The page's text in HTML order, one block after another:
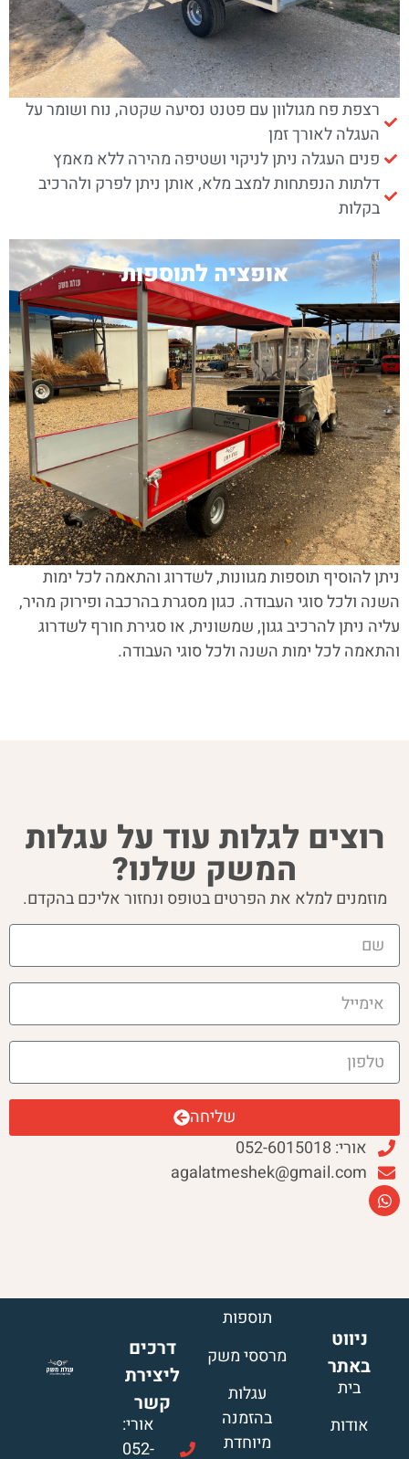
רצפת פח מגולוון עם פטנט נסיעה שקטה, נוח ושומר על
העגלה לאורך זמן
פנים העגלה ניתן לניקוי ושטיפה מהירה ללא מאמץ
דלתות הנפתחות למצב מלא, אותן ניתן לפרק ולהרכיב
בקלות
אופציה לתוספות
ניתן להוסיף תוספות מגוונות, לשדרוג והתאמה לכל ימות
השנה ולכל סוגי העבודה. כגון מסגרת בהרכבה ופירוק מהיר,
עליה ניתן להרכיב גגון, שמשונית, או סגירת חורף לשדרוג
והתאמה לכל ימות השנה ולכל סוגי העבודה.
רוצים לגלות עוד על עגלות
המשק שלנו?
מוזמנים למלא את הפרטים בטופס ונחזור אליכם בהקדם.
שליחה
אורי: 052-6015018
agalatmeshek@gmail.com
ניווט
באתר
בית
אודות
תוספות
מרססי משק
עגלות
בהזמנה
מיוחדת
דרכים
ליצירת
קשר
אורי:
052-